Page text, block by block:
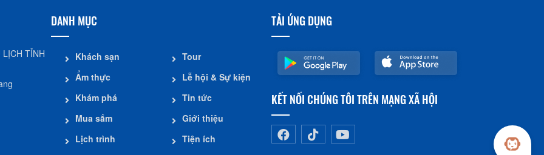
TỈNH
DANH MỤC
Khách sạn
Ẩm thực
Khám phá
Mua sắm
Lịch trình
Tour
Lễ hội & Sự kiện
Tin tức
Giới thiệu
Tiện ích
TẢI ỨNG DỤNG
KẾT NỐI CHÚNG TÔI TRÊN MẠNG XÃ HỘI